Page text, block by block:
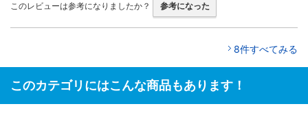
このレビューは参考になりましたか？ 参考になった
8件すべてみる
このカテゴリにはこんな商品もあります！